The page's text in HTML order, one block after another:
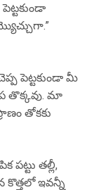
పెట్టకుండా మీ
తొక్కవు. మా
తోకకు
తల్లీ,
కొత్తలో ఇవన్నీ